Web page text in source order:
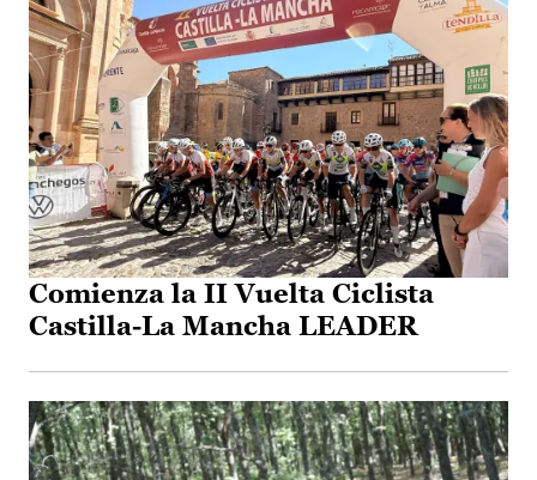
Comienza la II Vuelta Ciclista
Castilla-La Mancha LEADER